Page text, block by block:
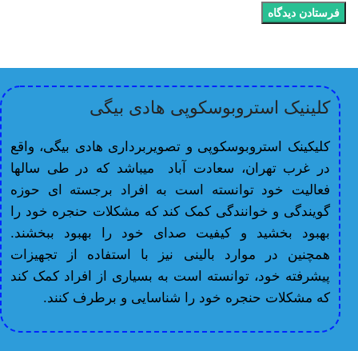
کلینیک استروبوسکوپی هادی بیگی
کلیکینک استروبوسکوپی و تصویربرداری هادی بیگی، واقع
در غرب تهران، سعادت آباد میباشد که در طی سالها
فعالیت خود توانسته است به افراد برجسته ای حوزه
گویندگی و خوانندگی کمک کند که مشکلات حنجره خود را
بهبود بخشید و کیفیت صدای خود را بهبود ببخشند.
همچنین در موارد بالینی نیز با استفاده از تجهیزات
پیشرفته خود، توانسته است به بسیاری از افراد کمک کند
که مشکلات حنجره خود را شناسایی و برطرف کنند.